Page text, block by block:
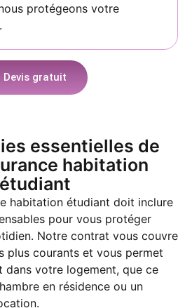
protégeons votre
Devis gratuit
essentielles de
habitation
étudiant
habitation étudiant doit inclure
pour vous protéger
Notre contrat vous couvre
plus courants et vous permet
dans votre logement, que ce
en résidence ou un